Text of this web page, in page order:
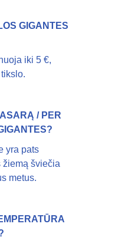
GIGANTES
iki 5 €,
/ PER
yra pats
žiemą šviečia
metus.